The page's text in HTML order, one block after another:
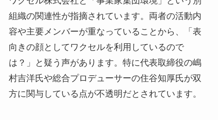
組織の関連性が指摘されています。両者の活動内
容や主要メンバーが重なっていることから、「表
向きの顔としてワクセルを利用しているので
は？」と疑う声があります。特に代表取締役の嶋
村吉洋氏や総合プロデューサーの住谷知厚氏が双
方に関与している点が不透明だとされています。